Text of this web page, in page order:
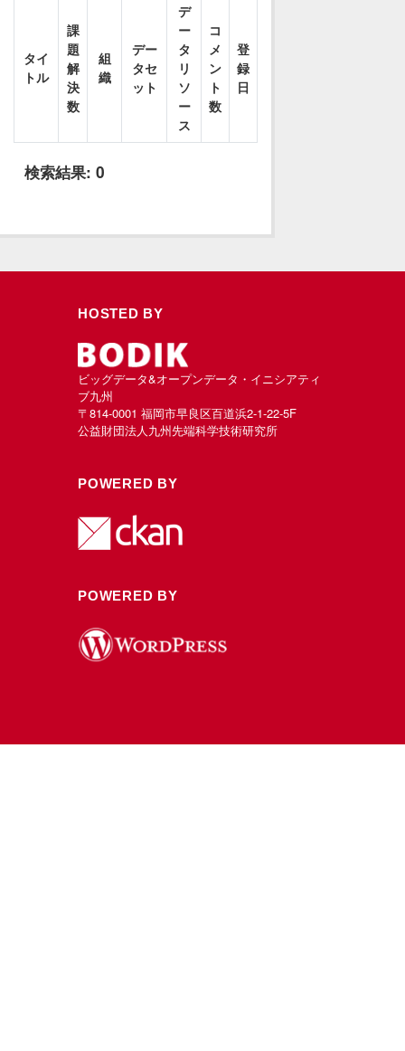
検索結果: 0
タイ
トル
課
題
解
決
数
組
織
デー
タセ
ット
デ
ー
タ
リ
ソ
ー
ス
コ
メ
ン
ト
数
登
録
日
HOSTED BY
ビッグデータ&オープンデータ・イニシアティ
ブ九州
〒814-0001 福岡市早良区百道浜2-1-22-5F
公益財団法人九州先端科学技術研究所
POWERED BY
POWERED BY